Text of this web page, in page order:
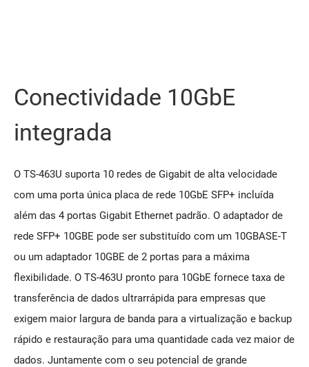
Conectividade 10GbE
integrada
O TS-463U suporta 10 redes de Gigabit de alta velocidade
com uma porta única placa de rede 10GbE SFP+ incluída
além das 4 portas Gigabit Ethernet padrão. O adaptador de
rede SFP+ 10GBE pode ser substituído com um 10GBASE-T
ou um adaptador 10GBE de 2 portas para a máxima
flexibilidade. O TS-463U pronto para 10GbE fornece taxa de
transferência de dados ultrarrápida para empresas que
exigem maior largura de banda para a virtualização e backup
rápido e restauração para uma quantidade cada vez maior de
dados. Juntamente com o seu potencial de grande